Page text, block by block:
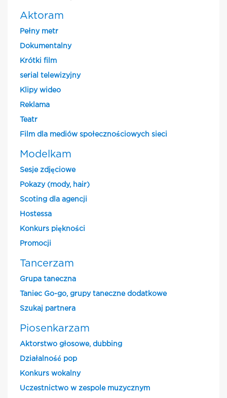
Aktoram
Pełny metr
Dokumentalny
Krótki film
serial telewizyjny
Klipy wideo
Reklama
Teatr
Film dla mediów społecznościowych sieci
Modelkam
Sesje zdjęciowe
Pokazy (mody, hair)
Scoting dla agencji
Hostessa
Konkurs piękności
Promocji
Tancerzam
Grupa taneczna
Taniec Go-go, grupy taneczne dodatkowe
Szukaj partnera
Piosenkarzam
Aktorstwo głosowe, dubbing
Działalność pop
Konkurs wokalny
Uczestnictwo w zespole muzycznym